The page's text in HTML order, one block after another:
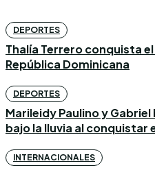
DEPORTES
Thalía Terrero conquista
República Dominicana
DEPORTES
Marileidy Paulino y
bajo la lluvia al conquistar
INTERNACIONALES